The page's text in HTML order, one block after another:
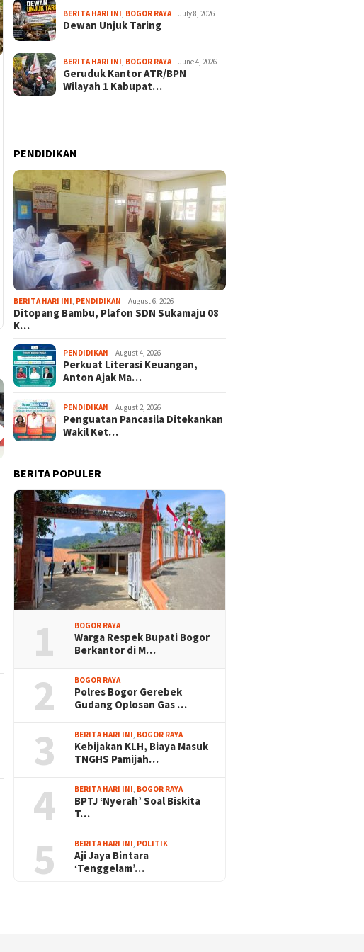
Ajang Promosi Wisata,
Malasari Halimun Salak 2026
Sarana Latihan Atlet NPCI
BERITA HARI INI BOGOR RAYA July 8, 2026
Dewan Unjuk Taring
BERITA HARI INI BOGOR RAYA June 4, 2026
Geruduk Kantor ATR/BPN
Wilayah 1 Kabupat…
PENDIDIKAN
BERITA HARI INI PENDIDIKAN August 6, 2026
Ditopang Bambu, Plafon SDN Sukamaju 08
K…
PENDIDIKAN August 4, 2026
Perkuat Literasi Keuangan,
Anton Ajak Ma…
PENDIDIKAN August 2, 2026
Penguatan Pancasila Ditekankan
Wakil Ket…
BERITA POPULER
1 BOGOR RAYA
Warga Respek Bupati Bogor
Berkantor di M…
2 BOGOR RAYA
Polres Bogor Gerebek
Gudang Oplosan Gas …
3 BERITA HARI INI, BOGOR RAYA
Kebijakan KLH, Biaya Masuk
TNGHS Pamijah…
4 BERITA HARI INI, BOGOR RAYA
BPTJ ‘Nyerah’ Soal Biskita
T…
5 BERITA HARI INI, POLITIK
Aji Jaya Bintara
‘Tenggelam’…